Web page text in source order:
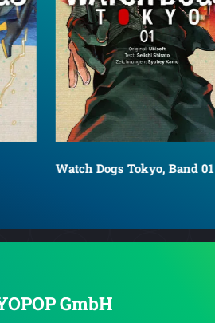
Watch Dogs Tokyo, Band 01
GmbH